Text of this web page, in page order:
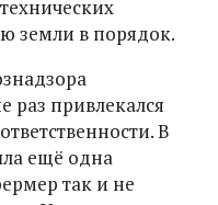
земли в порядок.
раз привлекался
В
ещё одна
так и не